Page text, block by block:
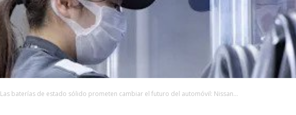
Las baterías de estado sólido prometen cambiar el futuro del automóvil: Nissan...